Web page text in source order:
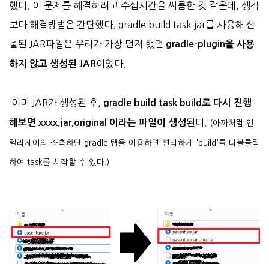
했다. 이 문제를 해결하려고 수십시간을 씨름한 것 같은데, 생각
보다 해결방법은 간단했다. gradle build task jar를 사용해 산
출된 JAR파일은 우리가 가장 먼저 했던 gradle-plugin을 사용
하지 않고 생성된 JAR이었다.
이미 JAR가 생성된 후, gradle build task build로 다시 진행
해보면 xxxx.jar.original 이라는 파일이 생성된다. (아까처럼 인
텔리제이의 좌측하단 gradle 탭을 이용하면 편리하게 'build'를 더블클릭
하여 task를 시작할 수 있다.)